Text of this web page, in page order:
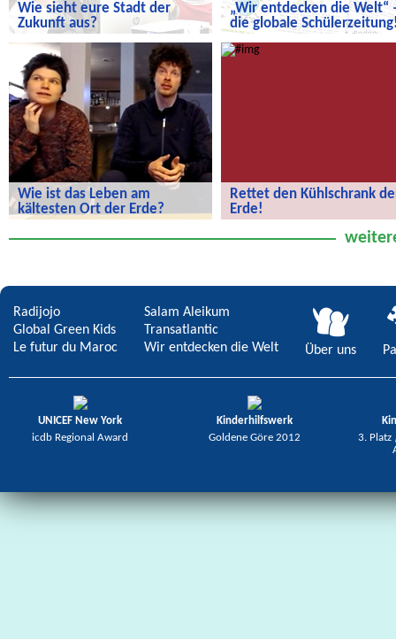
Wie sieht eure Stadt der
Zukunft aus?
Wie sieht eure Stadt der Zukunft aus?
„Wir entdecken die Welt“
die globale
„Wir entdecken die Welt“ – die
globale Schülerzeitung!
Wie ist das Leben am
kältesten Ort der Erde?
der Erde?
Rettet den Kühlschrank
Erde!
Radijojo
Global Green Kids
Le futur du Maroc
Salam Aleikum
Transatlantic
Wir entdecken die Welt
Über uns
UNICEF New York
icdb Regional Award
Kinderhilfswerk
Goldene Göre 2012
3. Platz